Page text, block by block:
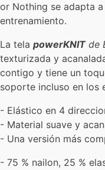
or Nothing se adapta
entrenamiento.
La tela powerKNITde
texturizada y
contigo y tiene un
soporte incluso en los
- Elástico en 4
- Material suave y
- Una versión más
- 75 % nailon, 25 %